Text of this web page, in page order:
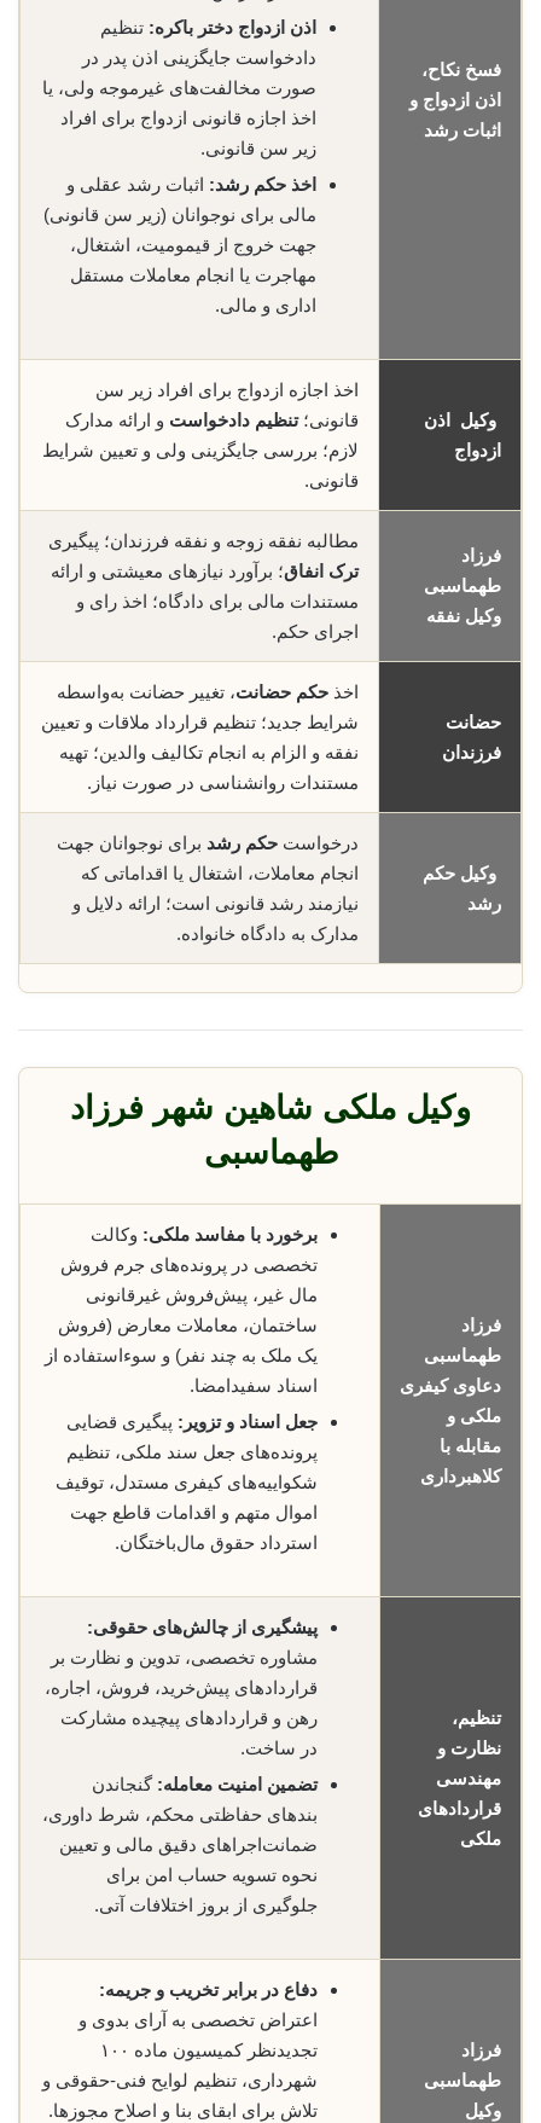
فسخ نکاح،
اذن ازدواج و
اثبات رشد
اذن ازدواج دختر باکره: تنظیم
دادخواست جایگزینی اذن پدر در
صورت مخالفت‌های غیرموجه ولی، یا
اخذ اجازه قانونی ازدواج برای افراد
زیر سن قانونی.
اخذ حکم رشد: اثبات رشد عقلی و
مالی برای نوجوانان (زیر سن قانونی)
جهت خروج از قیمومیت، اشتغال،
مهاجرت یا انجام معاملات مستقل
اداری و مالی.
وکیل اذن
ازدواج
اخذ اجازه ازدواج برای افراد زیر سن
قانونی؛تنظیم دادخواست و ارائه مدارک
لازم؛ بررسی جایگزینی ولی و تعیین شرایط
قانونی.
فرزاد
طهماسبی
وکیل نفقه
مطالبه نفقه زوجه و نفقه فرزندان؛ پیگیری
ترک انفاق؛ برآورد نیازهای معیشتی و ارائه
مستندات مالی برای دادگاه؛ اخذ رای و
اجرای حکم.
حضانت
فرزندان
اخذ حکم حضانت، تغییر حضانت به‌واسطه
شرایط جدید؛ تنظیم قرارداد ملاقات و تعیین
نفقه و الزام به انجام تکالیف والدین؛ تهیه
مستندات روانشناسی در صورت نیاز.
وکیل حکم
رشد
درخواست حکم رشد برای نوجوانان جهت
انجام معاملات، اشتغال یا اقداماتی که
نیازمند رشد قانونی است؛ ارائه دلایل و
مدارک به دادگاه خانواده.
وکیل ملکی شاهین شهر فرزاد
طهماسبی
فرزاد
طهماسبی
دعاوی کیفری
ملکی و
مقابله با
کلاهبرداری
برخورد با مفاسد ملکی: وکالت
تخصصی در پرونده‌های جرم فروش
مال غیر، پیش‌فروش غیرقانونی
ساختمان، معاملات معارض (فروش
یک ملک به چند نفر) و سوءاستفاده از
اسناد سفیدامضا.
جعل اسناد و تزویر: پیگیری قضایی
پرونده‌های جعل سند ملکی، تنظیم
شکواییه‌های کیفری مستدل، توقیف
اموال متهم و اقدامات قاطع جهت
استرداد حقوق مال‌باختگان.
تنظیم،
نظارت و
مهندسی
قراردادهای
ملکی
پیشگیری از چالش‌های حقوقی:
مشاوره تخصصی، تدوین و نظارت بر
قراردادهای پیش‌خرید، فروش، اجاره،
رهن و قراردادهای پیچیده مشارکت
در ساخت.
تضمین امنیت معامله: گنجاندن
بندهای حفاظتی محکم، شرط داوری،
ضمانت‌اجراهای دقیق مالی و تعیین
نحوه تسویه حساب امن برای
جلوگیری از بروز اختلافات آتی.
فرزاد
طهماسبی
وکیل
دفاع در برابر تخریب و جریمه:
اعتراض تخصصی به آرای بدوی و
تجدیدنظر کمیسیون ماده ۱۰۰
شهرداری، تنظیم لوایح فنی-حقوقی و
تلاش برای ابقای بنا و اصلاح مجوزها.